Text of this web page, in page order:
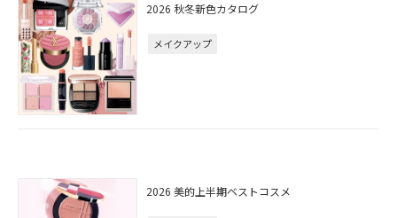
2026 秋冬新色カタログ
メイクアップ
2026 美的上半期ベストコスメ